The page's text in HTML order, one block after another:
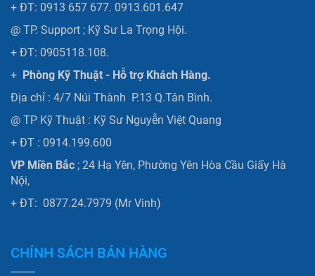
+ ĐT: 0913 657 677. 0913.601.647
@ TP. Support ; Kỹ Sư La Trọng Hội.
+ ĐT: 0905118.108.
+ Phòng Kỹ Thuật - Hỗ trợ Khách Hàng.
Địa chỉ : 4/7 Núi Thành P.13 Q.Tân Bình.
@ TP Kỹ Thuật : Kỹ Sư Nguyễn Việt Quang
+ ĐT : 0914.199.600
VP Miền Bắc ; 24 Hạ Yên, Phường Yên Hòa Cầu Giấy Hà
Nội,
+ ĐT: 0877.24.7979 (Mr Vinh)
CHÍNH SÁCH BÁN HÀNG